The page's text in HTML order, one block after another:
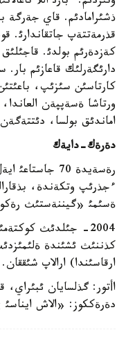
ذشئرامادئم. قاي جةرگة
قذرمةتتةپ جاتقاندارئ.
كةزدةرئم بولدئ. قاجئلئق
دارئگةرلئك قاعازئم
كارتاسئن سئزئپ،
اماندئق بولسا،
دةرةك-دايةك
رةسةيدة 70
ءجذرئپ وتكةندة،
ةسئمئ «گيننةستئث
ارقاسئندا) ارالاپ شئققان.
اأتور: گذلسايان ئبئراي،
دةرةككوز: «الاش ايناسئ